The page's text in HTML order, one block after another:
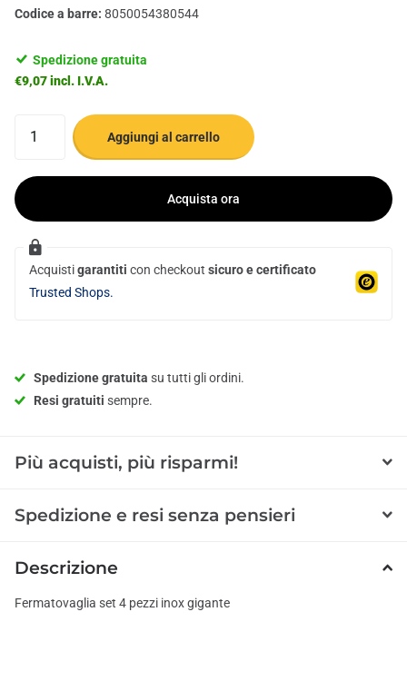
Codice a barre: 8050054380544
Spedizione gratuita
€9,07 incl. I.V.A.
Aggiungi al carrello
Acquista ora
Acquistigarantiti con checkout sicuro e certificato
Trusted Shops.
Spedizione gratuita su tutti gli ordini.
Resi gratuiti sempre.
Più acquisti, più risparmi!
Spedizione e resi senza pensieri
Descrizione
Fermatovaglia set 4 pezzi inox gigante